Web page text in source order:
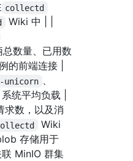
collectd
Wiki 中 | |
数量、已用数
的前端连接 |
unicorn 、
系统平均负载 |
求数，以及消
Wiki
存储用于
MinIO 群集